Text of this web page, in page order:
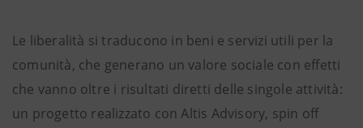
Le liberalità si traducono in beni e servizi utili per la
comunità, che generano un valore sociale con effetti
che vanno oltre i risultati diretti delle singole attività:
un progetto realizzato con Altis Advisory, spin off